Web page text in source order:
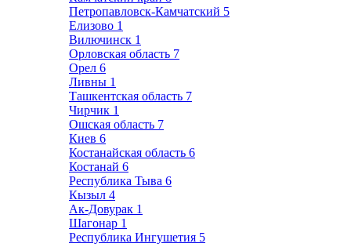
Петропавловск-Камчатский 5
Елизово 1
Вилючинск 1
Орловская область 7
Орел 6
Ливны 1
Ташкентская область 7
Чирчик 1
Ошская область 7
Киев 6
Костанайская область 6
Костанай 6
Республика Тыва 6
Кызыл 4
Ак-Довурак 1
Шагонар 1
Республика Ингушетия 5